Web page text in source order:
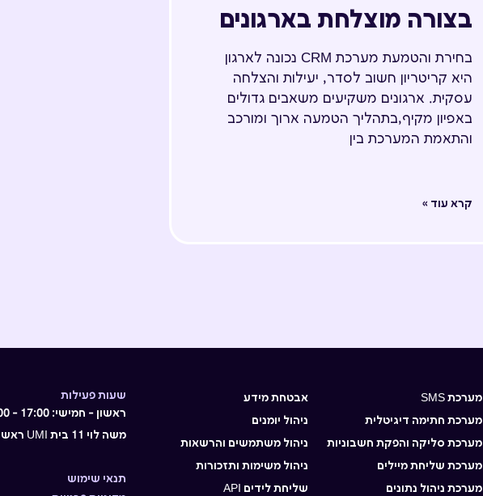
בצורה מוצלחת בארגונים
בחירת והטמעת מערכת CRM נכונה לארגון
היא קריטריון חשוב לסדר, יעילות והצלחה
עסקית. ארגונים משקיעים משאבים גדולים
באפיון מקיף,בתהליך הטמעה ארוך ומורכב
והתאמת המערכת בין
קרא עוד »
מערכת SMS
מערכת חתימה דיגיטלית
מערכת סליקה והפקת חשבוניות
מערכת שליחת מיילים
מערכת ניהול נתונים
אבטחת מידע
ניהול יומנים
ניהול משתמשים והרשאות
ניהול משימות ותזכורות
שליחת לידים API
שעות פעילות
ראשון - חמישי: 17:00 - 9:00
משה לוי 11 בית UMI ראשון לציון
תנאי שימוש